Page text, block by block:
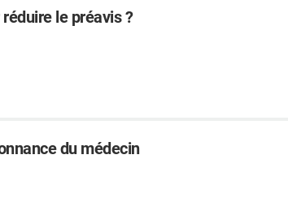
le préavis ?
du médecin